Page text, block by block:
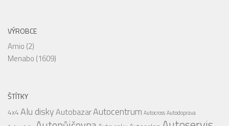
VÝROBCE
Amio (2)
Menabo (1609)
ŠTÍTKY
4x4Alu diskyAutobazarAutocentrum AutocrossAutodoprava